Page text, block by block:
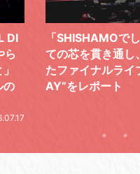
DI
ら
の
「SHISHAMOで
ての芯を貫き通し
たファイナルラ
AY”をレポート